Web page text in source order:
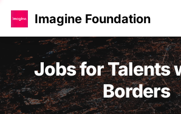
Imagine Foundation
Jobs for Talents
Borders